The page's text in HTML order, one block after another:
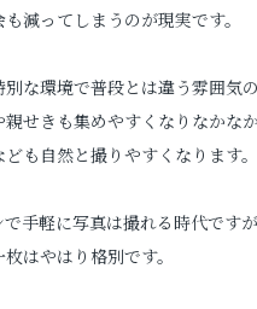
減ってしまうのが現実です。
な環境で普段とは違う雰囲気
親せきも集めやすくなりなかな
も自然と撮りやすくなります。
手軽に写真は撮れる時代です
はやはり格別です。